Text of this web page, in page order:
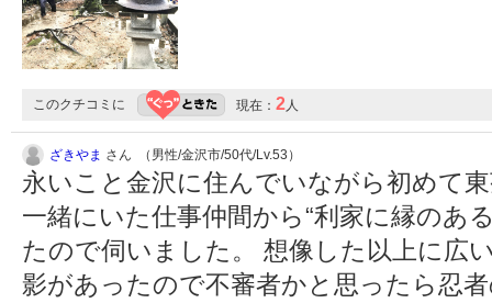
このクチコミに 現在： 2人
ざきやま さん （男性/金沢市/50代/Lv.53）
永いこと金沢に住んでいながら初めて
一緒にいた仕事仲間から“利家に縁のあ
たので伺いました。 想像した以上に広
影があったので不審者かと思ったら忍